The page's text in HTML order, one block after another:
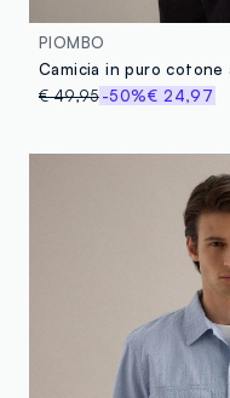
PIOMBO
€ 49,95-50%€ 24,97